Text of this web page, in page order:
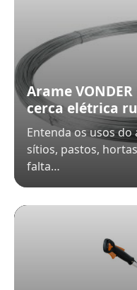
Arame
cerca elétrica
Entenda os usos do
sítios, pastos,
falta…